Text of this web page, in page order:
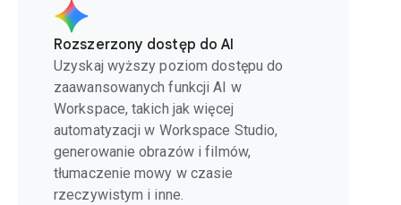
Rozszerzony dostęp do AI
Uzyskaj wyższy poziom dostępu do
zaawansowanych funkcji AI w
Workspace, takich jak więcej
automatyzacji w Workspace Studio,
generowanie obrazów i filmów,
tłumaczenie mowy w czasie
rzeczywistym i inne.